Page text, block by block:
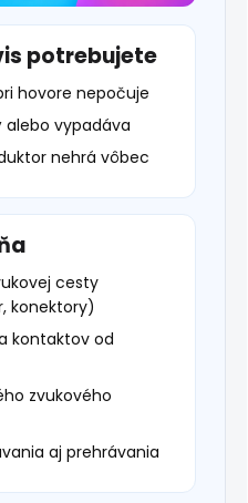
potrebujete
hovore nepočuje
alebo vypadáva
nehrá vôbec
cesty
konektory)
kontaktov od
zvukového
aj prehrávania